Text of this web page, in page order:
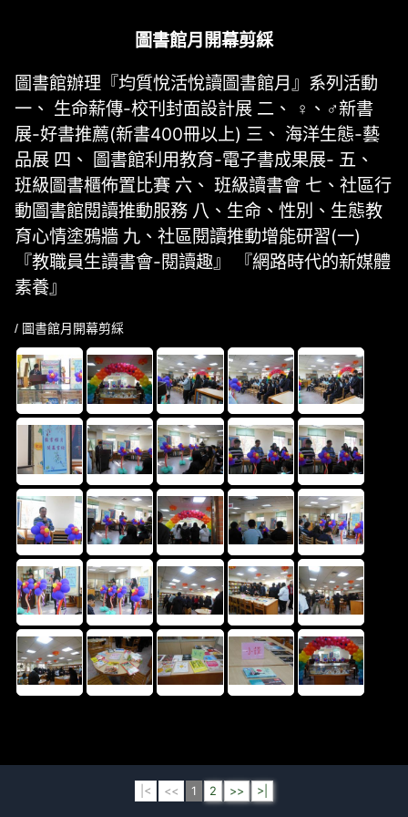
圖書館月開幕剪綵
圖書館辦理『均質悅活悅讀圖書館月』系列活動
一、 生命薪傳-校刊封面設計展 二、 ♀、♂新書
展-好書推薦(新書400冊以上) 三、 海洋生態-藝
品展 四、 圖書館利用教育-電子書成果展- 五、
班級圖書櫃佈置比賽 六、 班級讀書會 七、社區行
動圖書館閱讀推動服務 八、生命、性別、生態教
育心情塗鴉牆 九、社區閱讀推動增能研習(一)
『教職員生讀書會-閱讀趣』 『網路時代的新媒體
素養』
/ 圖書館月開幕剪綵
|< << 1 2 >> >|